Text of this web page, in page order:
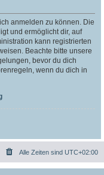
anmelden zu können. Die
und ermöglicht dir, auf
kann registrierten
Beachte bitte unsere
bevor du dich
wenn du dich in
Alle Zeiten sind UTC+02:00